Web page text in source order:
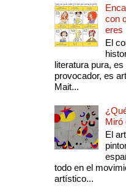
con
eres
El
literatura pura,
provocador, es
Mait...
Miró
El
todo en el
artístico...